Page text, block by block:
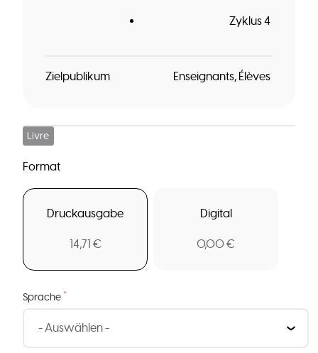
Zyklus 4
Zielpublikum Enseignants Élèves
Livre
Format
Druckausgabe
14,71 €
Digital
0,00 €
Sprache *